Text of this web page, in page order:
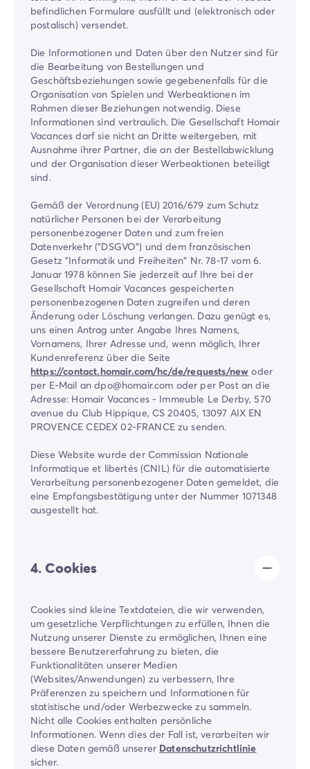
befindlichen Formulare ausfüllt und (elektronisch oder
postalisch) versendet.
Die Informationen und Daten über den Nutzer sind für
die Bearbeitung von Bestellungen und
Geschäftsbeziehungen sowie gegebenenfalls für die
Organisation von Spielen und Werbeaktionen im
Rahmen dieser Beziehungen notwendig. Diese
Informationen sind vertraulich. Die Gesellschaft Homair
Vacances darf sie nicht an Dritte weitergeben, mit
Ausnahme ihrer Partner, die an der Bestellabwicklung
und der Organisation dieser Werbeaktionen beteiligt
sind.
Gemäß der Verordnung (EU) 2016/679 zum Schutz
natürlicher Personen bei der Verarbeitung
personenbezogener Daten und zum freien
Datenverkehr ("DSGVO") und dem französischen
Gesetz "Informatik und Freiheiten" Nr. 78-17 vom 6.
Januar 1978 können Sie jederzeit auf Ihre bei der
Gesellschaft Homair Vacances gespeicherten
personenbezogenen Daten zugreifen und deren
Änderung oder Löschung verlangen. Dazu genügt es,
uns einen Antrag unter Angabe Ihres Namens,
Vornamens, Ihrer Adresse und, wenn möglich, Ihrer
Kundenreferenz über die Seite
https://contact.homair.com/hc/de/requests/new oder
per E-Mail an dpo@homair.com oder per Post an die
Adresse: Homair Vacances - Immeuble Le Derby, 570
avenue du Club Hippique, CS 20405, 13097 AIX EN
PROVENCE CEDEX 02-FRANCE zu senden.
Diese Website wurde der Commission Nationale
Informatique et libertés (CNIL) für die automatisierte
Verarbeitung personenbezogener Daten gemeldet, die
eine Empfangsbestätigung unter der Nummer 1071348
ausgestellt hat.
4. Cookies
Cookies sind kleine Textdateien, die wir verwenden,
um gesetzliche Verpflichtungen zu erfüllen, Ihnen die
Nutzung unserer Dienste zu ermöglichen, Ihnen eine
bessere Benutzererfahrung zu bieten, die
Funktionalitäten unserer Medien
(Websites/Anwendungen) zu verbessern, Ihre
Präferenzen zu speichern und Informationen für
statistische und/oder Werbezwecke zu sammeln.
Nicht alle Cookies enthalten persönliche
Informationen. Wenn dies der Fall ist, verarbeiten wir
diese Daten gemäß unserer Datenschutzrichtlinie
sicher.